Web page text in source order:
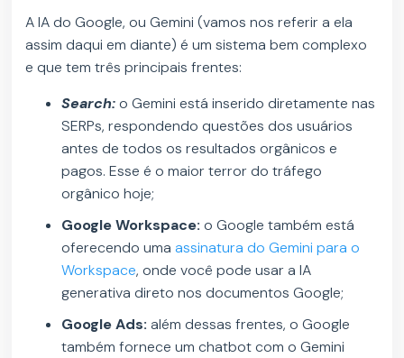
A IA do Google, ou Gemini (vamos nos referir a ela
assim daqui em diante) é um sistema bem complexo
e que tem três principais frentes:
Search:o Gemini está inserido diretamente nas
SERPs, respondendo questões dos usuários
antes de todos os resultados orgânicos e
pagos. Esse é o maior terror do tráfego
orgânico hoje;
Google Workspace:o Google também está
oferecendo umaassinatura do Gemini para o
Workspace, onde você pode usar a IA
generativa direto nos documentos Google;
Google Ads:além dessas frentes, o Google
também fornece um chatbot com o Gemini